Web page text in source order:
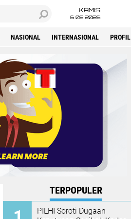
KAMIS
6 08 2026
NASIONAL INTERNASIONAL PROFIL
TERPOPULER
PILHI Soroti Dugaan